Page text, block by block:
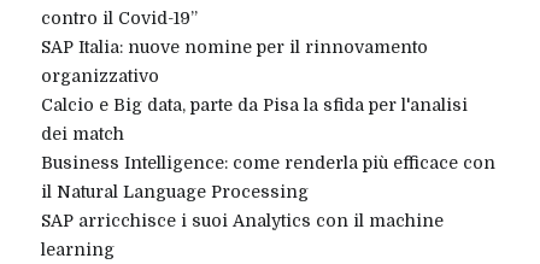
contro il Covid-19”
SAP Italia: nuove nomine per il rinnovamento
organizzativo
Calcio e Big data, parte da Pisa la sfida per l'analisi
dei match
Business Intelligence: come renderla più efficace con
il Natural Language Processing
SAP arricchisce i suoi Analytics con il machine
learning